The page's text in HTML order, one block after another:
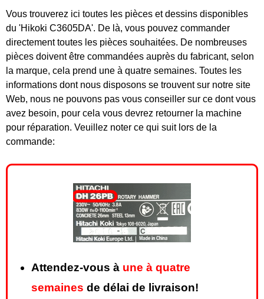
Vous trouverez ici toutes les pièces et dessins disponibles
du 'Hikoki C3605DA'. De là, vous pouvez commander
directement toutes les pièces souhaitées. De nombreuses
pièces doivent être commandées auprès du fabricant, selon
la marque, cela prend une à quatre semaines. Toutes les
informations dont nous disposons se trouvent sur notre site
Web, nous ne pouvons pas vous conseiller sur ce dont vous
avez besoin, pour cela vous devrez retourner la machine
pour réparation. Veuillez noter ce qui suit lors de la
commande:
Attendez-vous à une à quatre
semaines de délai de livraison!